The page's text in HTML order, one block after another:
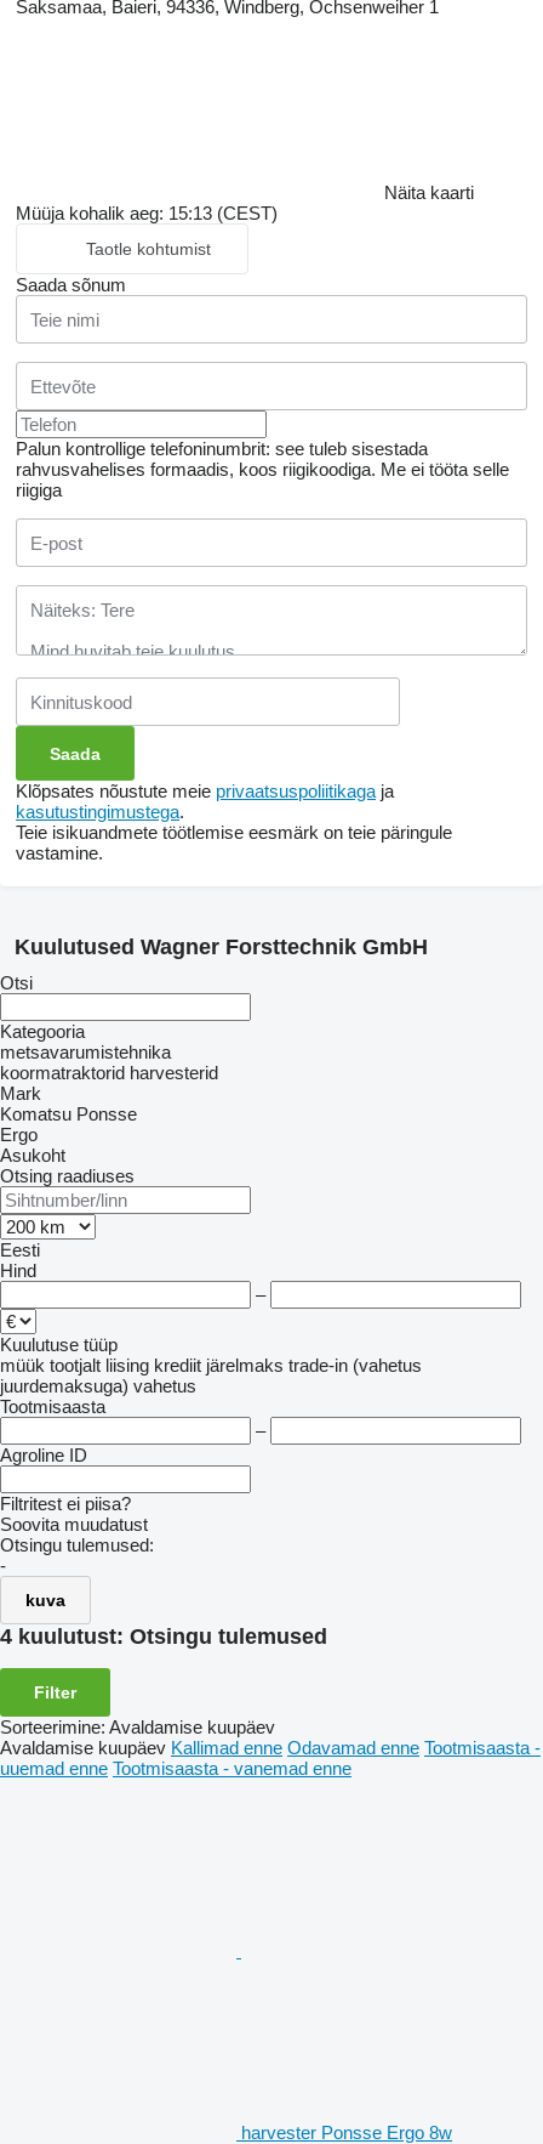
Saksamaa, Baieri, 94336, Windberg, Ochsenweiher 1
Näita kaarti
Müüja kohalik aeg: 15:13 (CEST)
Taotle kohtumist
Saada sõnum
Palun kontrollige telefoninumbrit: see tuleb sisestada
rahvusvahelises formaadis, koos riigikoodiga. Me ei tööta selle
riigiga
Klõpsates nõustute meie privaatsuspoliitikaga ja
kasutustingimustega.
Teie isikuandmete töötlemise eesmärk on teie päringule
vastamine.
Kuulutused Wagner Forsttechnik GmbH
Otsi
Kategooria
metsavarumistehnika
koormatraktorid harvesterid
Mark
Komatsu Ponsse
Ergo
Asukoht
Otsing raadiuses
Eesti
Hind
–
Kuulutuse tüüp
müük tootjalt liising krediit järelmaks trade-in (vahetus
juurdemaksuga) vahetus
Tootmisaasta
–
Agroline ID
Filtritest ei piisa?
Soovita muudatust
Otsingu tulemused:
-
kuva
4 kuulutust: Otsingu tulemused
Filter
Sorteerimine: Avaldamise kuupäev
Avaldamise kuupäev Kallimad enne Odavamad enne Tootmisaasta -
uuemad enne Tootmisaasta - vanemad enne
harvester Ponsse Ergo 8w